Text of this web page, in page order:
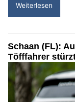
Weiterlesen
Schaan (FL):
Töfffahrer